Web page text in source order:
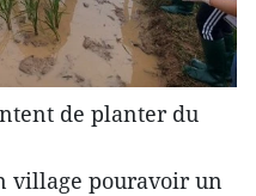
de planter du
village pouravoir un